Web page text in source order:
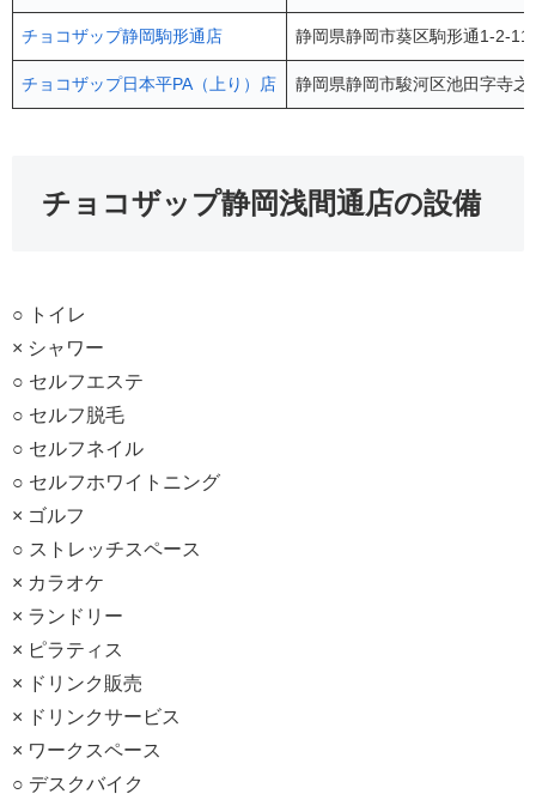
チョコザップ静岡駒形通店 静岡県静岡市葵区駒形通1-2-
チョコザップ日本平PA（上り）店 静岡県静岡市駿河区池田字寺
チョコザップ静岡浅間通店の設備
○ トイレ
× シャワー
○ セルフエステ
○ セルフ脱毛
○ セルフネイル
○ セルフホワイトニング
× ゴルフ
○ ストレッチスペース
× カラオケ
× ランドリー
× ピラティス
× ドリンク販売
× ドリンクサービス
× ワークスペース
○ デスクバイク